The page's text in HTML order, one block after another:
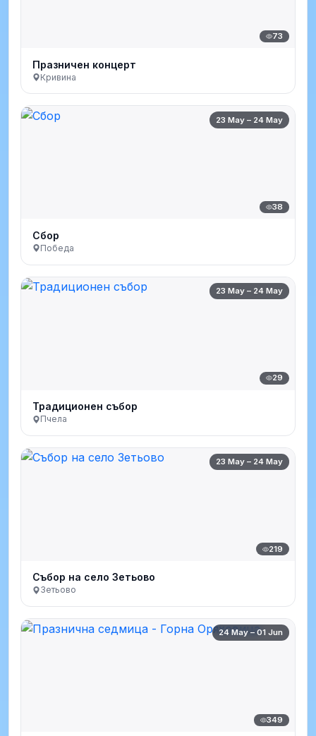
73
Празничен концерт
Кривина
23 May – 24 May
38
Сбор
Победа
23 May – 24 May
29
Традиционен събор
Пчела
23 May – 24 May
219
Събор на село Зетьово
Зетьово
24 May – 01 Jun
349